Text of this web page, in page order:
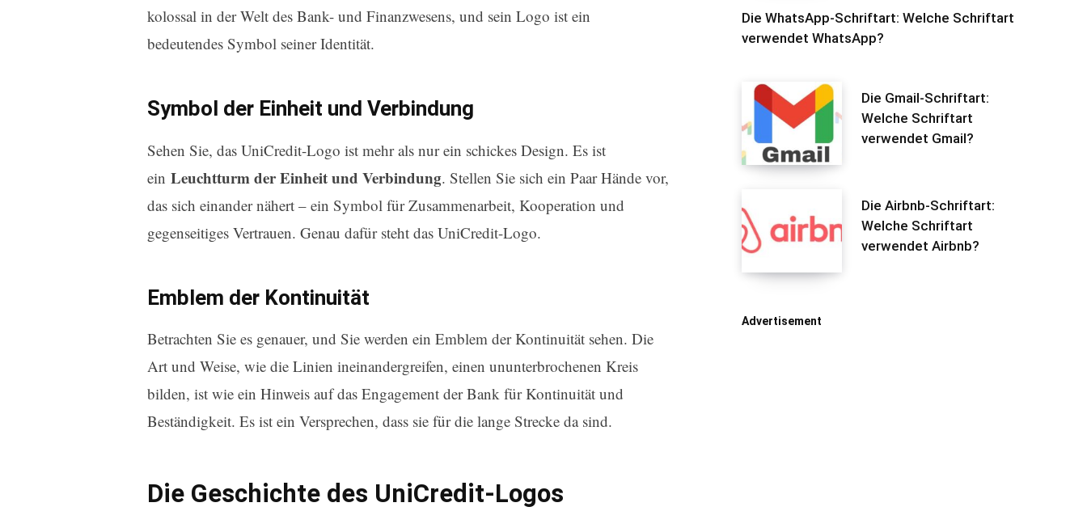
kolossal in der Welt des Bank- und Finanzwesens, und sein Logo ist ein
bedeutendes Symbol seiner Identität.
Symbol der Einheit und Verbindung
Sehen Sie, das UniCredit-Logo ist mehr als nur ein schickes Design. Es ist
ein Leuchtturm der Einheit und Verbindung. Stellen Sie sich ein Paar Hände vor,
das sich einander nähert – ein Symbol für Zusammenarbeit, Kooperation und
gegenseitiges Vertrauen. Genau dafür steht das UniCredit-Logo.
Emblem der Kontinuität
Betrachten Sie es genauer, und Sie werden ein Emblem der Kontinuität sehen. Die
Art und Weise, wie die Linien ineinandergreifen, einen ununterbrochenen Kreis
bilden, ist wie ein Hinweis auf das Engagement der Bank für Kontinuität und
Beständigkeit. Es ist ein Versprechen, dass sie für die lange Strecke da sind.
Die Geschichte des UniCredit-Logos
Die WhatsApp-Schriftart: Welche Schriftart
verwendet WhatsApp?
Die Gmail-Schriftart:
Welche Schriftart
verwendet Gmail?
Die Airbnb-Schriftart:
Welche Schriftart
verwendet Airbnb?
Advertisement